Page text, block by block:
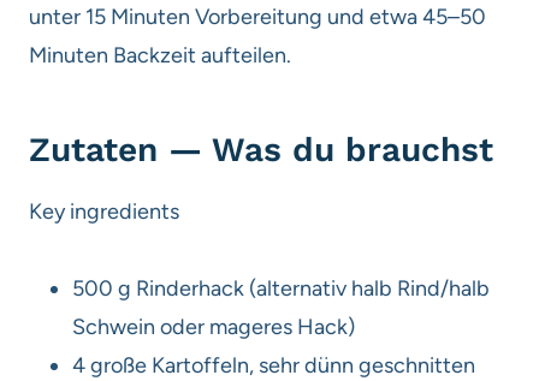
unter 15 Minuten Vorbereitung und etwa 45–50
Minuten Backzeit aufteilen.
Zutaten — Was du brauchst
Key ingredients
500 g Rinderhack (alternativ halb Rind/halb
Schwein oder mageres Hack)
4 große Kartoffeln, sehr dünn geschnitten